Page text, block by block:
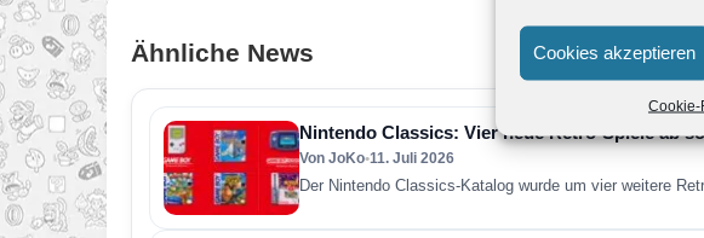
Cookies akzeptieren
Cookie-
Ähnliche News
Nintendo Classics: Vier neue Retro-Spiele ab
Von JoKo•11. Juli 2026
Der Nintendo Classics-Katalog wurde um vier weitere